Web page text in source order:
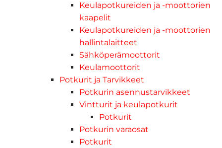
Keulapotkureiden ja -moottorien
kaapelit
Keulapotkureiden ja -moottorien
hallintalaitteet
Sähköperämoottorit
Keulamoottorit
Potkurit ja Tarvikkeet
Potkurin asennustarvikkeet
Vintturit ja keulapotkurit
Potkurit
Potkurin varaosat
Potkurit